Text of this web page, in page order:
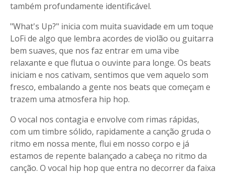
também profundamente identificável.
"What's Up?" inicia com muita suavidade em um toque
LoFi de algo que lembra acordes de violão ou guitarra
bem suaves, que nos faz entrar em uma vibe
relaxante e que flutua o ouvinte para longe. Os beats
iniciam e nos cativam, sentimos que vem aquelo som
fresco, embalando a gente nos beats que começam e
trazem uma atmosfera hip hop.
O vocal nos contagia e envolve com rimas rápidas,
com um timbre sólido, rapidamente a canção gruda o
ritmo em nossa mente, flui em nosso corpo e já
estamos de repente balançado a cabeça no ritmo da
canção. O vocal hip hop que entra no decorrer da faixa